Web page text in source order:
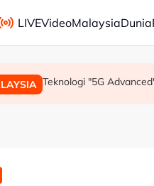
LIVEVideoMalaysiaDunia
Mohamed Salah sertai
Berita tempatan pilihan
Teknologi "5G